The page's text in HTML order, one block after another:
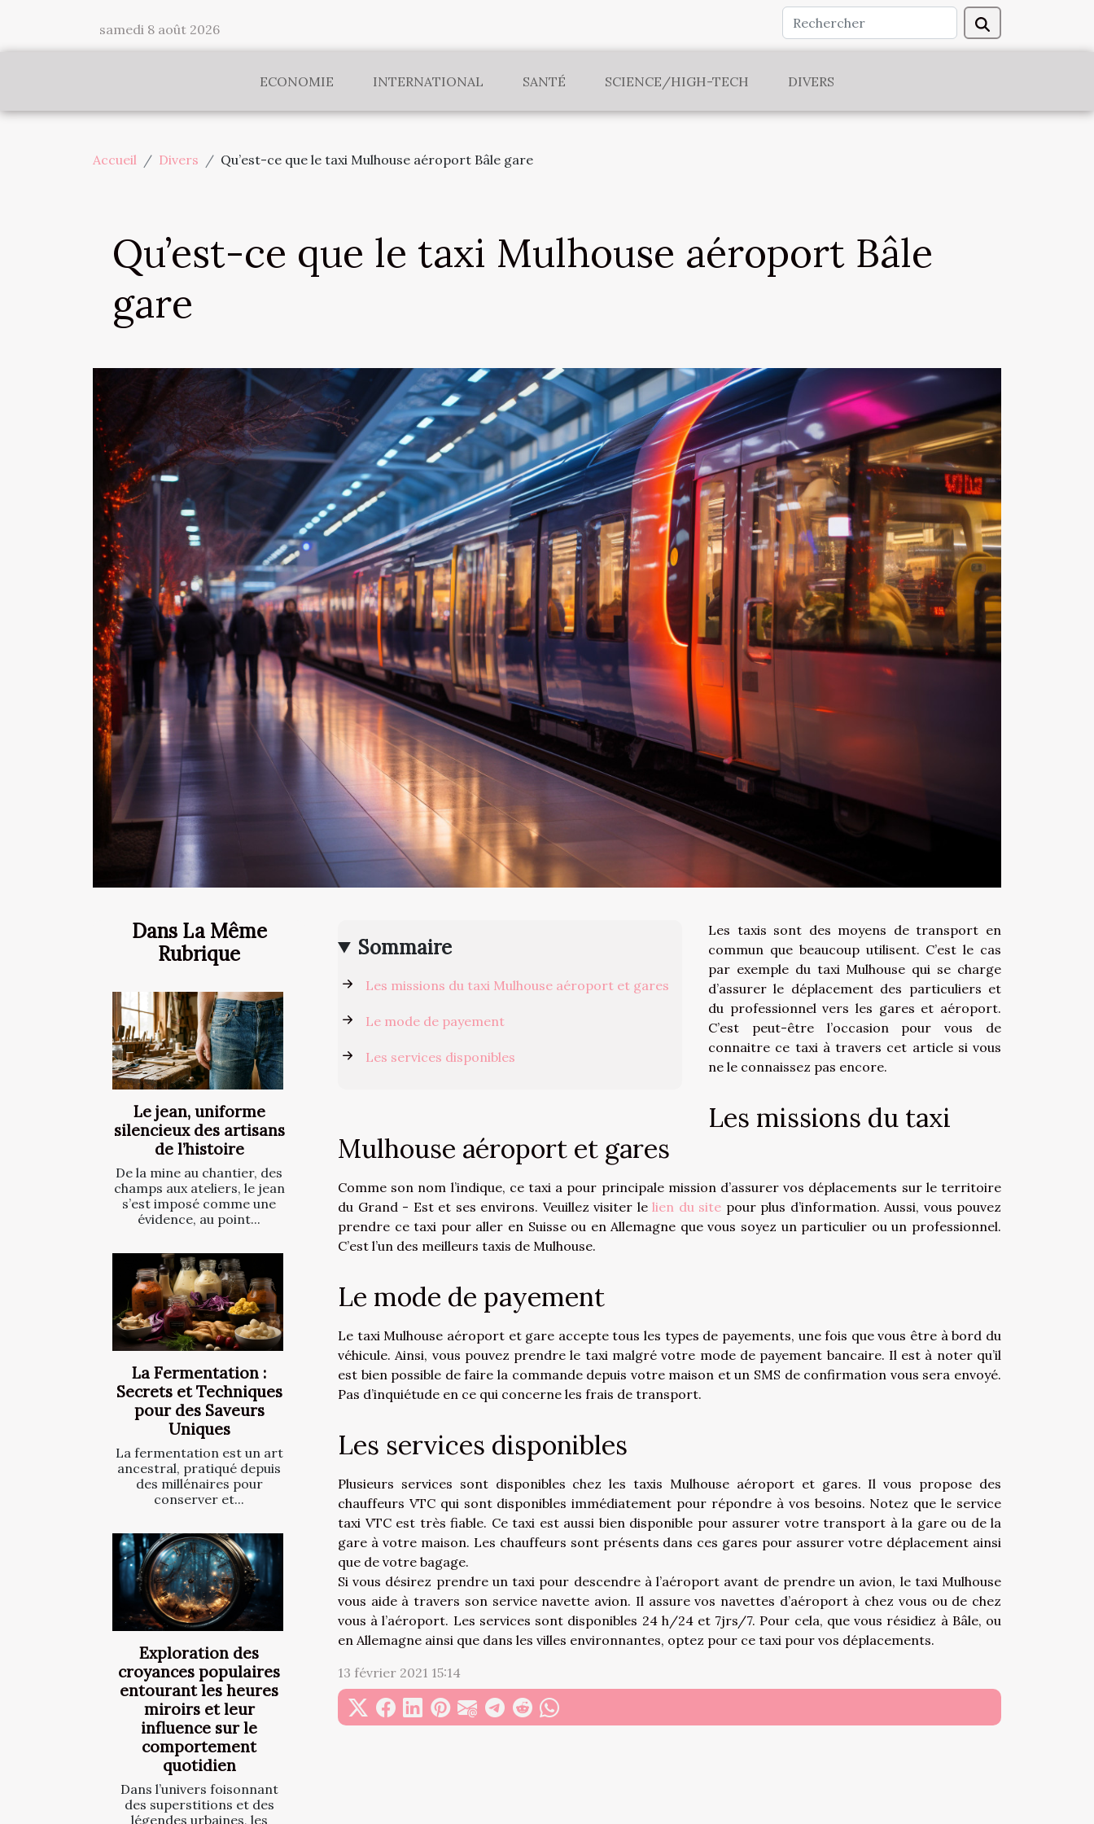
samedi 8 août 2026
ECONOMIE INTERNATIONAL SANTÉ SCIENCE/HIGH-TECH DIVERS
Accueil Divers Qu’est-ce que le taxi Mulhouse aéroport Bâle gare
Qu’est-ce que le taxi Mulhouse aéroport Bâle
gare
Dans La Même
Rubrique
Le jean, uniforme
silencieux des artisans
de l’histoire
De la mine au chantier, des
champs aux ateliers, le jean
s’est imposé comme une
évidence, au point...
La Fermentation :
Secrets et Techniques
pour des Saveurs
Uniques
La fermentation est un art
ancestral, pratiqué depuis
des millénaires pour
conserver et...
Exploration des
croyances populaires
entourant les heures
miroirs et leur
influence sur le
comportement
quotidien
Dans l’univers foisonnant
des superstitions et des
légendes urbaines, les
Sommaire
Les missions du taxi Mulhouse aéroport et gares
Le mode de payement
Les services disponibles
Les taxis sont des moyens de transport en
commun que beaucoup utilisent. C’est le cas
par exemple du taxi Mulhouse qui se charge
d’assurer le déplacement des particuliers et
du professionnel vers les gares et aéroport.
C’est peut-être l’occasion pour vous de
connaitre ce taxi à travers cet article si vous
ne le connaissez pas encore.
Les missions du taxi
Mulhouse aéroport et gares
Comme son nom l’indique, ce taxi a pour principale mission d’assurer vos déplacements sur le territoire
du Grand - Est et ses environs. Veuillez visiter le lien du site pour plus d’information. Aussi, vous pouvez
prendre ce taxi pour aller en Suisse ou en Allemagne que vous soyez un particulier ou un professionnel.
C’est l’un des meilleurs taxis de Mulhouse.
Le mode de payement
Le taxi Mulhouse aéroport et gare accepte tous les types de payements, une fois que vous être à bord du
véhicule. Ainsi, vous pouvez prendre le taxi malgré votre mode de payement bancaire. Il est à noter qu’il
est bien possible de faire la commande depuis votre maison et un SMS de confirmation vous sera envoyé.
Pas d’inquiétude en ce qui concerne les frais de transport.
Les services disponibles
Plusieurs services sont disponibles chez les taxis Mulhouse aéroport et gares. Il vous propose des
chauffeurs VTC qui sont disponibles immédiatement pour répondre à vos besoins. Notez que le service
taxi VTC est très fiable. Ce taxi est aussi bien disponible pour assurer votre transport à la gare ou de la
gare à votre maison. Les chauffeurs sont présents dans ces gares pour assurer votre déplacement ainsi
que de votre bagage.
Si vous désirez prendre un taxi pour descendre à l’aéroport avant de prendre un avion, le taxi Mulhouse
vous aide à travers son service navette avion. Il assure vos navettes d’aéroport à chez vous ou de chez
vous à l’aéroport. Les services sont disponibles 24 h/24 et 7jrs/7. Pour cela, que vous résidiez à Bâle, ou
en Allemagne ainsi que dans les villes environnantes, optez pour ce taxi pour vos déplacements.
13 février 2021 15:14